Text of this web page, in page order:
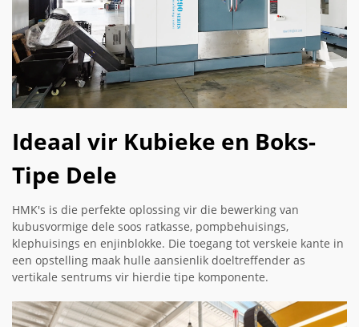
Ideaal vir Kubieke en Boks-
Tipe Dele
HMK's is die perfekte oplossing vir die bewerking van
kubusvormige dele soos ratkasse, pompbehuisings,
klephuisings en enjinblokke. Die toegang tot verskeie kante in
een opstelling maak hulle aansienlik doeltreffender as
vertikale sentrums vir hierdie tipe komponente.